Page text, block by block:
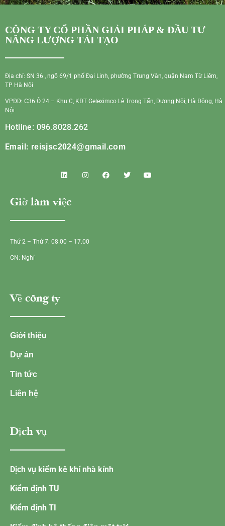
CÔNG TY CỔ PHẦN GIẢI PHÁP & ĐẦU TƯ
NĂNG LƯỢNG TÁI TẠO
Địa chỉ: SN 36 , ngõ 69/1 phố Đại Linh, phường Trung Văn, quận Nam Từ Liêm,
TP Hà Nội
VPĐD: C36 Ô 24 – Khu C, KĐT Geleximco Lê Trọng Tấn, Dương Nội, Hà Đông, Hà
Nội
Hotline: 096.8028.262
Email: reisjsc2024@gmail.com
Giờ làm việc
Thứ 2 – Thứ 7: 08.00 – 17.00
CN: Nghỉ
Về công ty
Giới thiệu
Dự án
Tin tức
Liên hệ
Dịch vụ
Dịch vụ kiểm kê khí nhà kính
Kiểm định TU
Kiểm định TI